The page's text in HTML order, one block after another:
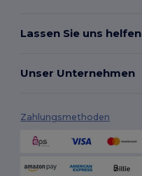
Lassen Sie uns helfen
Unser Unternehmen
Zahlungsmethoden